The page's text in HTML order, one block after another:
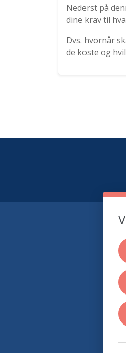
Nederst på
dine krav til
Dvs. hvornår
de koste og